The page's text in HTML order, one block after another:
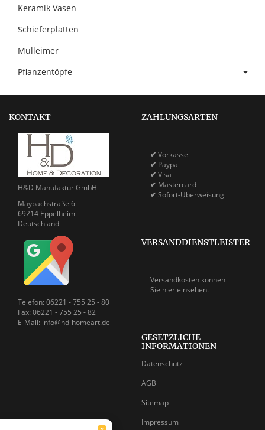
Keramik Vasen
Schieferplatten
Mülleimer
Pflanzentöpfe
KONTAKT
H&D Manufaktur GmbH
Maybachstraße 6
69214 Eppelheim
Deutschland
Telefon: 06221 - 755 25 - 80
Fax: 06221 - 755 25 - 82
E-Mail: info@hd-homeart.de
ZAHLUNGSARTEN
✔ Vorkasse
✔ Paypal
✔ Visa
✔ Mastercard
✔ Sofort-Überweisung
VERSANDDIENSTLEISTER
Versandkosten können
Sie hier einsehen.
GESETZLICHE
INFORMATIONEN
Datenschutz
AGB
Sitemap
Impressum